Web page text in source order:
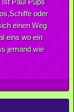
oder
einen Weg
eins wo ein
jemand wie